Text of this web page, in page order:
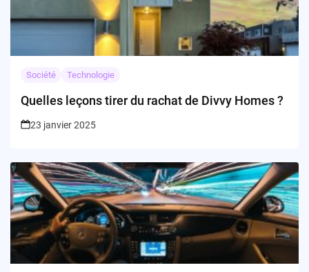
Société Technologie
Quelles leçons tirer du rachat de Divvy Homes ?
23 janvier 2025